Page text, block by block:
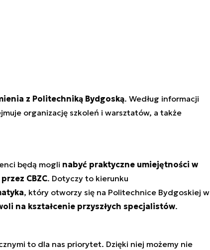
z Politechniką Bydgoską. Według informacji
organizację szkoleń i warsztatów, a także
będą mogli nabyć praktyczne umiejętności w
CBZC. Dotyczy to kierunku
, który otworzy się na Politechnice Bydgoskiej w
na kształcenie przyszłych specjalistów.
to dla nas priorytet. Dzięki niej możemy nie